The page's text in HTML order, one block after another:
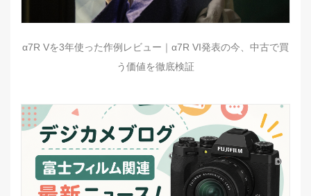
α7R Vを3年使った作例レビュー｜α7R VI発表の今、中古で買
う価値を徹底検証